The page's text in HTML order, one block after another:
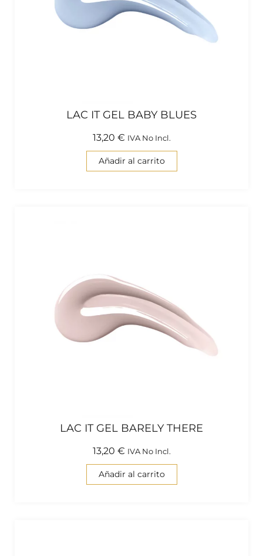
LAC IT GEL BABY BLUES
13,20 € IVA No Incl.
Añadir al carrito
LAC IT GEL BARELY THERE
13,20 € IVA No Incl.
Añadir al carrito